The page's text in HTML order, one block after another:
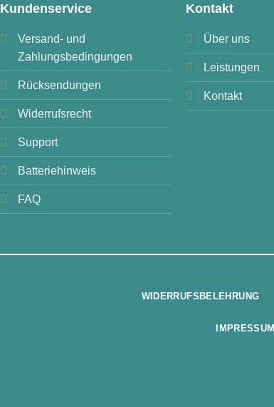
Kundenservice
Versand- und
Zahlungsbedingungen
Rücksendungen
Widerrufsrecht
Support
Batteriehinweis
FAQ
Kontakt
Über uns
Leistungen
Kontakt
WIDERRUFSBELEHRUNG
IMPRESSUM